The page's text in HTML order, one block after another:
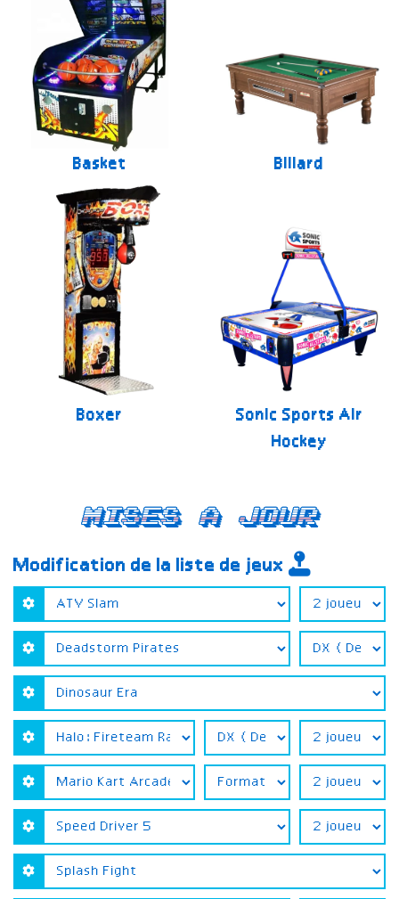
Basket Billard
Boxer
Sonic Sports Air
Hockey
Mises a jour
Modification de la liste de jeux